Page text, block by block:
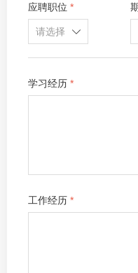
应聘职位 *
ꄳ
学习经历 *
工作经历 *